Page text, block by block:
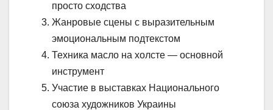
просто сходства
Жанровые сцены с выразительным
эмоциональным подтекстом
Техника масло на холсте — основной
инструмент
Участие в выставках Национального
союза художников Украины